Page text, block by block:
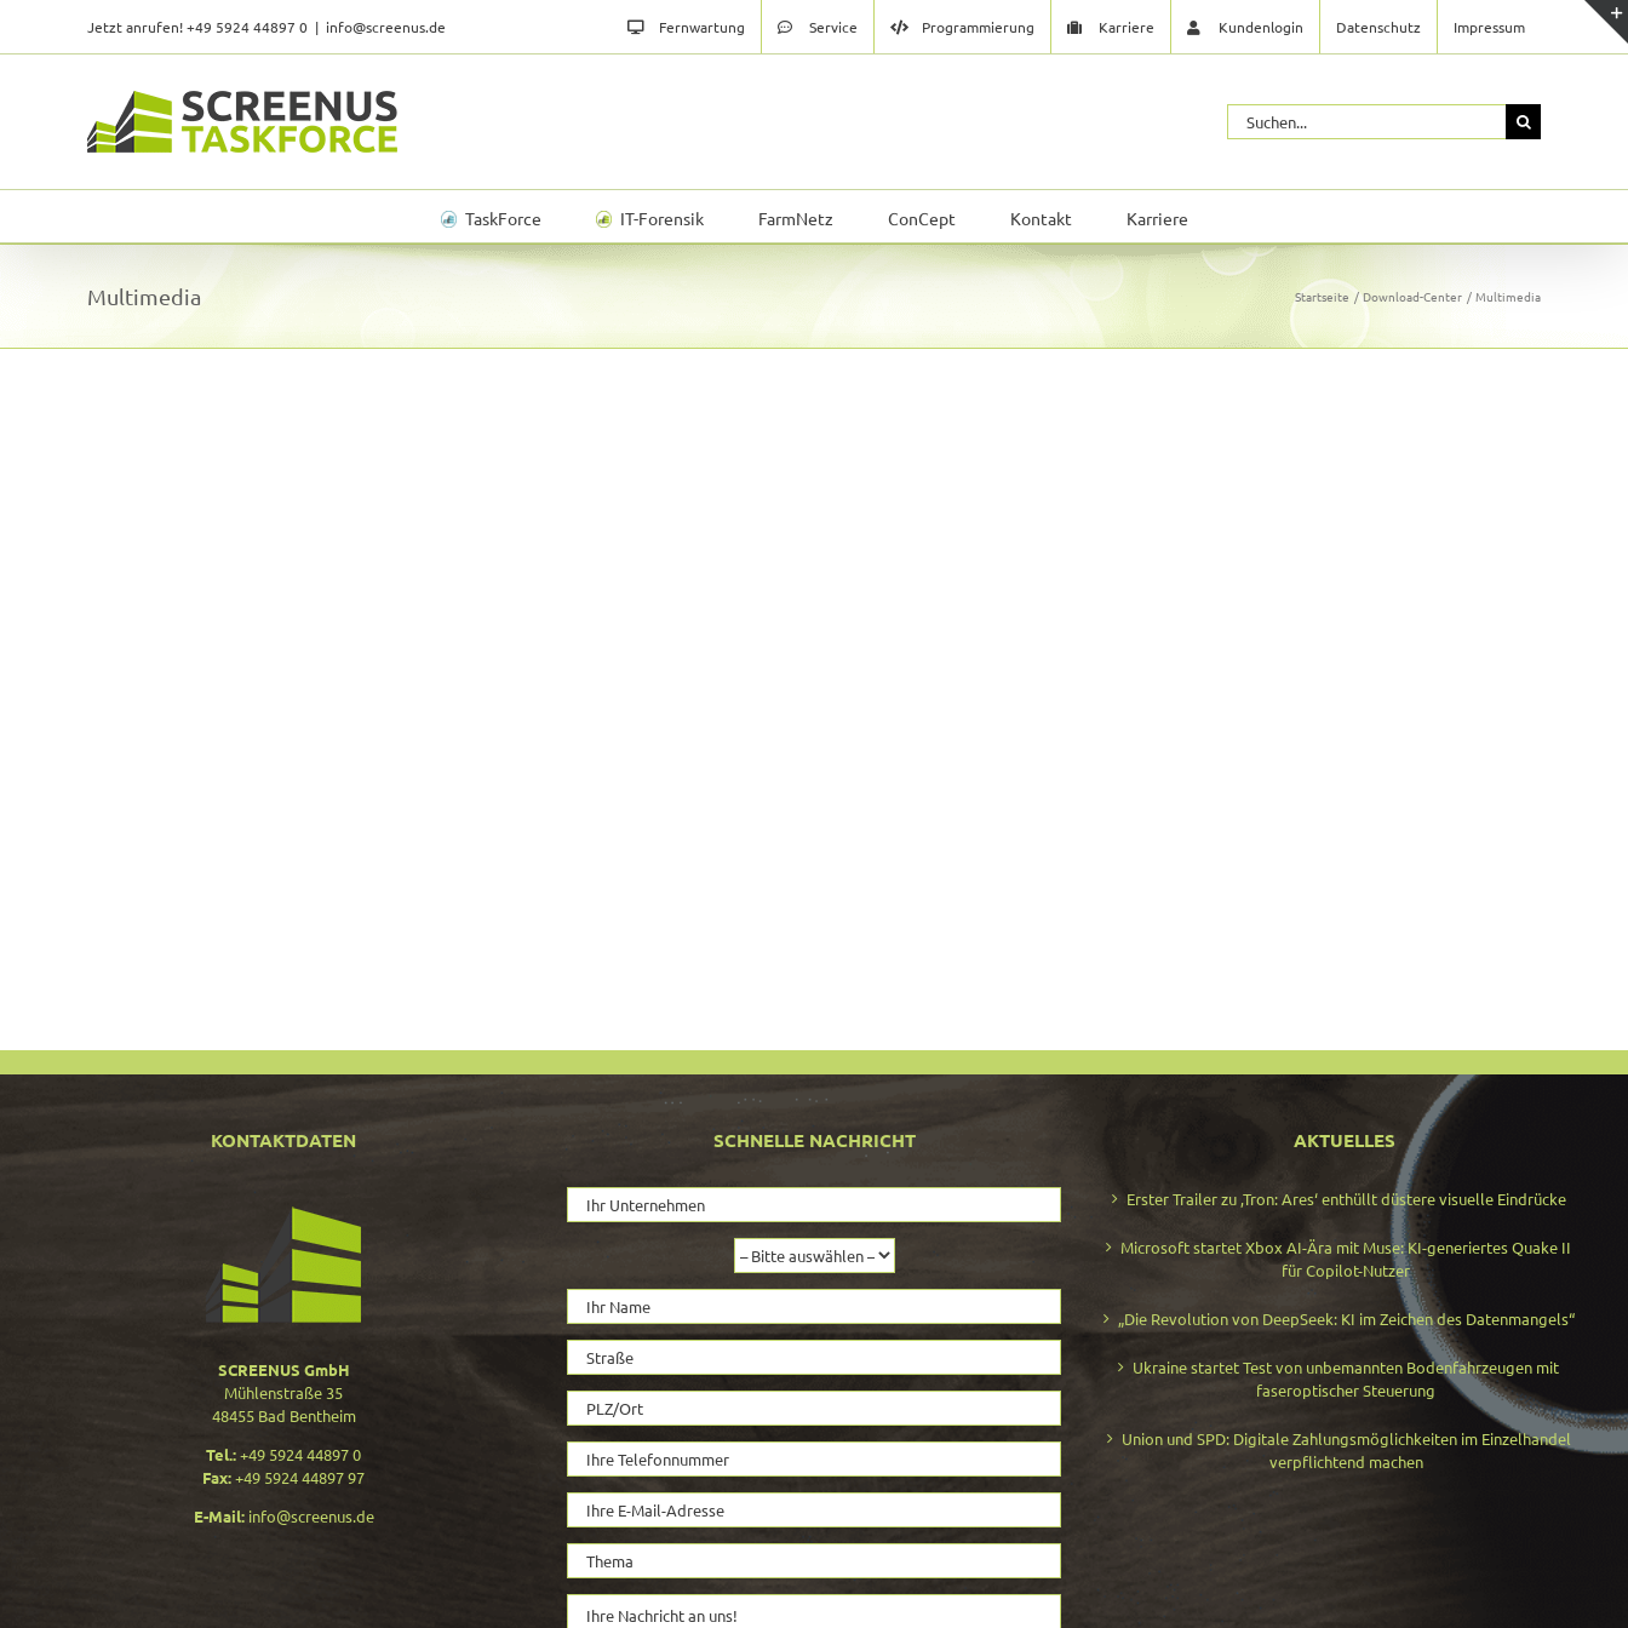
content
Jetzt anrufen! +49 5924 44897 0 | info@screenus.de Fernwartung Service Programmierung Karriere Kundenlogin Datenschutz Impressum
Suche
nach:
TaskForce IT-Forensik FarmNetz ConCept Kontakt Karriere
Multimedia Startseite Download-Center Multimedia
KONTAKTDATEN
SCREENUS GmbH
Mühlenstraße 35
48455 Bad Bentheim
Tel.:+49 5924 44897 0
Fax:+49 5924 44897 97
E-Mail: info@screenus.de
SCHNELLE NACHRICHT AKTUELLES
Erster Trailer zu ‚Tron: Ares‘ enthüllt düstere visuelle Eindrücke
Microsoft startet Xbox AI-Ära mit Muse: KI-generiertes Quake II
für Copilot-Nutzer
„Die Revolution von DeepSeek: KI im Zeichen des Datenmangels“
Ukraine startet Test von unbemannten Bodenfahrzeugen mit
faseroptischer Steuerung
Union und SPD: Digitale Zahlungsmöglichkeiten im Einzelhandel
verpflichtend machen